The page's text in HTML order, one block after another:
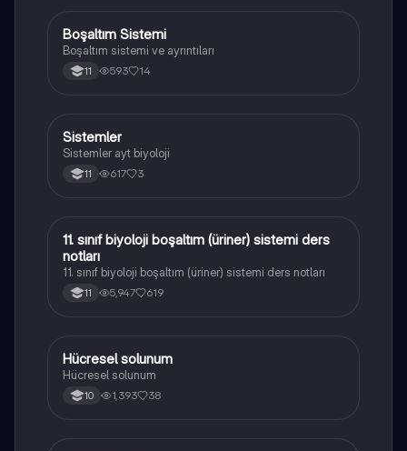
Biyoloji
Boşaltım Sistemi
Boşaltım sistemi ve ayrıntıları
11 593 14
Biyoloji
Sistemler
Sistemler ayt biyoloji
11 617 3
Biyoloji
11. sınıf biyoloji boşaltım (üriner) sistemi ders
notları
11. sınıf biyoloji boşaltım (üriner) sistemi ders notları
11 5,947 619
Biyoloji
Hücresel solunum
Hücresel solunum
10 1,393 38